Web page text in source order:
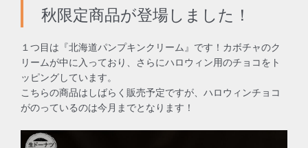
秋限定商品が登場しました！
１つ目は『北海道パンプキンクリーム』です！カボチャのク
リームが中に入っており、さらにハロウィン用のチョコをト
ッピングしています。
こちらの商品はしばらく販売予定ですが、ハロウィンチョコ
がのっているのは今月までとなります！